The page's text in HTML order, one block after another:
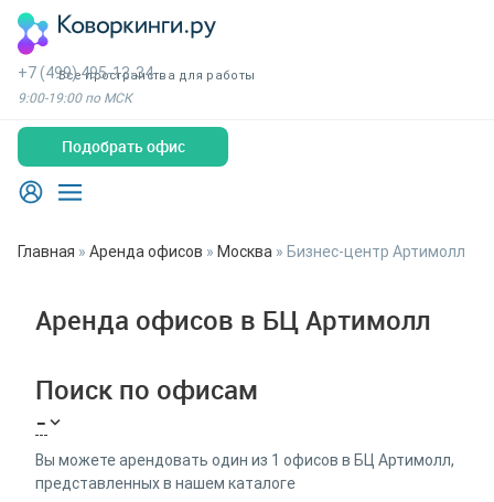
Все пространства для работы
+7 (499) 495-13-34
9:00-19:00 по МСК
Подобрать офис
Главная » Аренда офисов » Москва » Бизнес-центр Артимолл
Аренда офисов в БЦ Артимолл
Поиск по офисам
-
Вы можете арендовать один из 1 офисов в БЦ Артимолл,
представленных в нашем каталоге